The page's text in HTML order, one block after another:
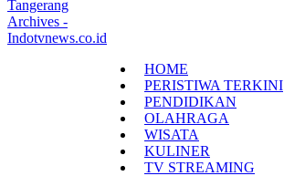
HOME
PERISTIWA TERKINI
PENDIDIKAN
OLAHRAGA
WISATA
KULINER
TV STREAMING